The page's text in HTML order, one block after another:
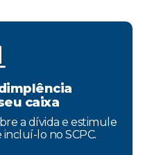
caixa
a dívida e estimule
lo no SCPC.